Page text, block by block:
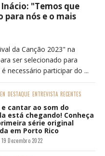
"Temos que
para nós e o mais
da Canção 2023" na
ser selecionado para
necessário participar do ...
DESTAQUE ENTREVISTA RECENTES
cantar ao som do
está chegando! Conheça
série original
em Porto Rico
19 Dezembro 2022